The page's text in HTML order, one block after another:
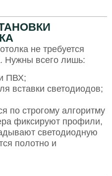
не требуется
Нужны всего лишь:
ПВХ;
вставки светодиодов;
по строгому алгоритму
фиксируют профили,
светодиодную
полотно и